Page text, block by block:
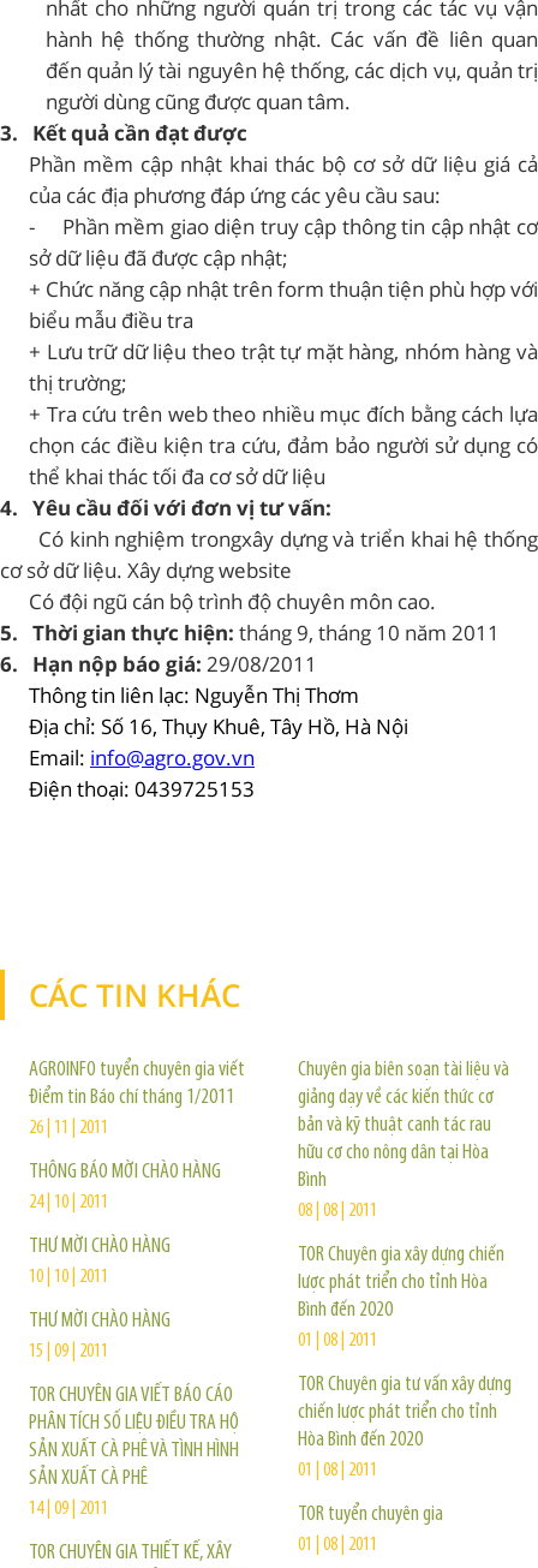
nhất cho những người quản trị trong các tác vụ vận
hành hệ thống thường nhật. Các vấn đề liên quan
đến quản lý tài nguyên hệ thống, các dịch vụ, quản trị
người dùng cũng được quan tâm.
3. Kết quả cần đạt được
Phần mềm cập nhật khai thác bộ cơ sở dữ liệu giá cả
của các địa phương đáp ứng các yêu cầu sau:
- Phần mềm giao diện truy cập thông tin cập nhật cơ
sở dữ liệu đã được cập nhật;
+ Chức năng cập nhật trên form thuận tiện phù hợp với
biểu mẫu điều tra
+ Lưu trữ dữ liệu theo trật tự mặt hàng, nhóm hàng và
thị trường;
+ Tra cứu trên web theo nhiều mục đích bằng cách lựa
chọn các điều kiện tra cứu, đảm bảo người sử dụng có
thể khai thác tối đa cơ sở dữ liệu
4. Yêu cầu đối với đơn vị tư vấn:
Có kinh nghiệm trongxây dựng và triển khai hệ thống
cơ sở dữ liệu. Xây dựng website
Có đội ngũ cán bộ trình độ chuyên môn cao.
5. Thời gian thực hiện: tháng 9, tháng 10 năm 2011
6. Hạn nộp báo giá: 29/08/2011
Thông tin liên lạc: Nguyễn Thị Thơm
Địa chỉ: Số 16, Thụy Khuê, Tây Hồ, Hà Nội
Email: info@agro.gov.vn
Điện thoại: 0439725153
CÁC TIN KHÁC
AGROINFO tuyển chuyên gia viết
Điểm tin Báo chí tháng 1/2011
26 | 11 | 2011
THÔNG BÁO MỜI CHÀO HÀNG
24 | 10 | 2011
THƯ MỜI CHÀO HÀNG
10 | 10 | 2011
THƯ MỜI CHÀO HÀNG
15 | 09 | 2011
TOR CHUYÊN GIA VIẾT BÁO CÁO
PHÂN TÍCH SỐ LIỆU ĐIỀU TRA HỘ
SẢN XUẤT CÀ PHÊ VÀ TÌNH HÌNH
SẢN XUẤT CÀ PHÊ
14 | 09 | 2011
TOR CHUYÊN GIA THIẾT KẾ, XÂY
Chuyên gia biên soạn tài liệu và
giảng dạy về các kiến thức cơ
bản và kỹ thuật canh tác rau
hữu cơ cho nông dân tại Hòa
Bình
08 | 08 | 2011
TOR Chuyên gia xây dựng chiến
lược phát triển cho tỉnh Hòa
Bình đến 2020
01 | 08 | 2011
TOR Chuyên gia tư vấn xây dựng
chiến lược phát triển cho tỉnh
Hòa Bình đến 2020
01 | 08 | 2011
TOR tuyển chuyên gia
01 | 08 | 2011